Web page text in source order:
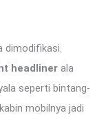
dimodifikasi.
headliner ala
seperti bintang-
mobilnya jadi